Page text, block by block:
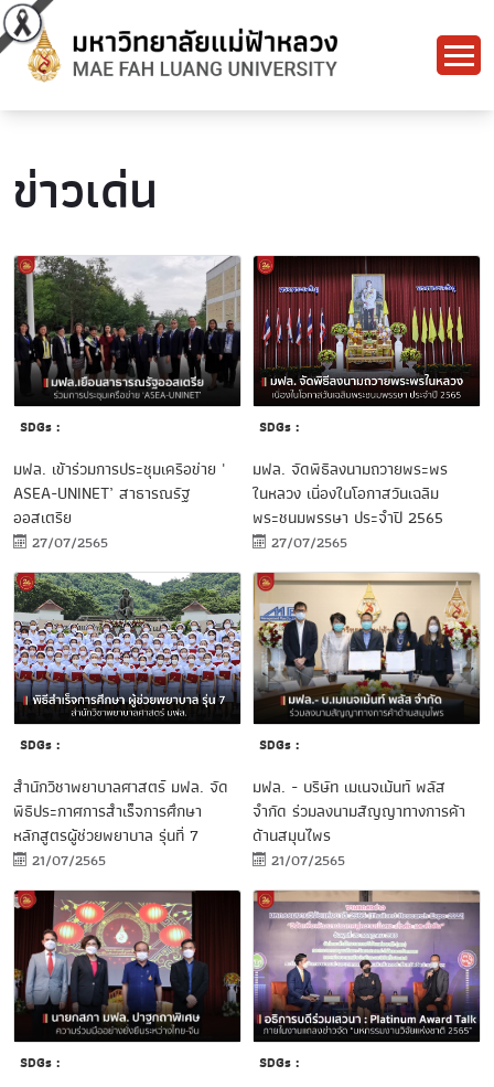
ข่าวเด่น
SDGs :
มฟล. เข้าร่วมการประชุมเครือข่าย '
ASEA-UNINET’ สาธารณรัฐ
ออสเตรีย
27/07/2565
SDGs :
มฟล. จัดพิธีลงนามถวายพระพร
ในหลวง เนื่องในโอกาสวันเฉลิม
พระชนมพรรษา ประจำปี 2565
27/07/2565
SDGs :
สำนักวิชาพยาบาลศาสตร์ มฟล. จัด
พิธีประกาศการสำเร็จการศึกษา
หลักสูตรผู้ช่วยพยาบาล รุ่นที่ 7
21/07/2565
SDGs :
มฟล. - บริษัท เมเนจเม้นท์ พลัส
จำกัด ร่วมลงนามสัญญาทางการค้า
ด้านสมุนไพร
21/07/2565
SDGs : SDGs :